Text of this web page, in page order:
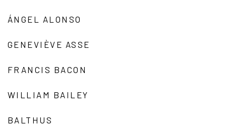
ÁNGEL ALONSO
GENEVIÈVE ASSE
FRANCIS BACON
WILLIAM BAILEY
BALTHUS